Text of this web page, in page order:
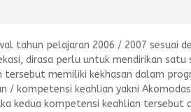
tahun pelajaran 2006 / 2007 sesuai
dirasa perlu untuk mendirikan satu
tersebut memiliki kekhasan dalam
/ kompetensi keahlian yakni
kedua kompetensi keahlian tersebut